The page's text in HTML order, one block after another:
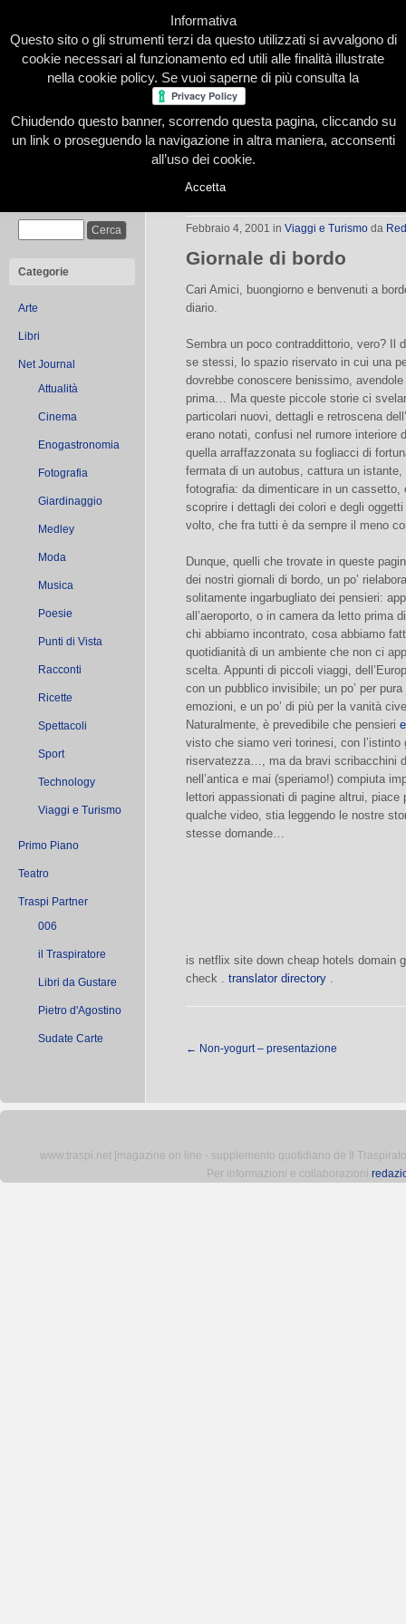
Home Presentazione Redazione Le nostre firme
Categorie
Arte
Libri
Net Journal
Attualità
Cinema
Enogastronomia
Fotografia
Giardinaggio
Medley
Moda
Musica
Poesie
Punti di Vista
Racconti
Ricette
Spettacoli
Sport
Technology
Viaggi e Turismo
Primo Piano
Teatro
Traspi Partner
006
il Traspiratore
Libri da Gustare
Pietro d'Agostino
Sudate Carte
Per terra e per mare –
Febbraio 4, 2001 in Viaggi e Turismo da
Giornale di bordo
Cari Amici, buongiorno e benvenuti a
diario.
Sembra un poco contraddittorio, vero? Il
se stessi, lo spazio riservato in cui una
dovrebbe conoscere benissimo,
prima… Ma queste piccole storie ci
particolari nuovi, dettagli e retroscena
erano notati, confusi nel rumore interiore
quella arraffazzonata su fogliacci di
fermata di un autobus, cattura un
fotografia: da dimenticare in un
scoprire i dettagli dei colori e degli
volto, che fra tutti è da sempre il meno
Dunque, quelli che trovate in queste
dei nostri giornali di bordo, un po’
solitamente ingarbugliato dei pensieri:
all’aeroporto, o in camera da letto prima
chi abbiamo incontrato, cosa abbiamo
quotidianità di un ambiente che non ci
scelta. Appunti di piccoli viaggi,
con un pubblico invisibile; un po’ per pura
emozioni, e un po’ di più per la vanità
Naturalmente, è prevedibile che pensieri
visto che siamo veri torinesi, con
riservatezza…, ma da bravi scribacchini
nell’antica e mai (speriamo!) compiuta
lettori appassionati di pagine altrui,
qualche video, stia leggendo le nostre
stesse domande…
is netflix site down cheap hotels domain
check . translator directory .
← Non-yogurt – presentazione
www.traspi.net [magazine on line - supplemento quotidiano de Il
Per informazioni e collaborazioni
Informativa
Questo sito o gli strumenti terzi da questo utilizzati si avvalgono di
cookie necessari al funzionamento ed utili alle finalità illustrate
nella cookie policy. Se vuoi saperne di più consulta la
Chiudendo questo banner, scorrendo questa pagina, cliccando su
un link o proseguendo la navigazione in altra maniera, acconsenti
all’uso dei cookie.
Accetta